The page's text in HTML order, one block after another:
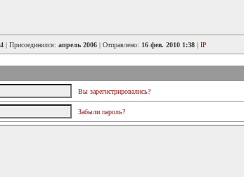
| Присоединился: апрель 2006 | Отправлено: 16 фев. 2010 1:38 | IP
Вы зарегистрировались?
Забыли пароль?